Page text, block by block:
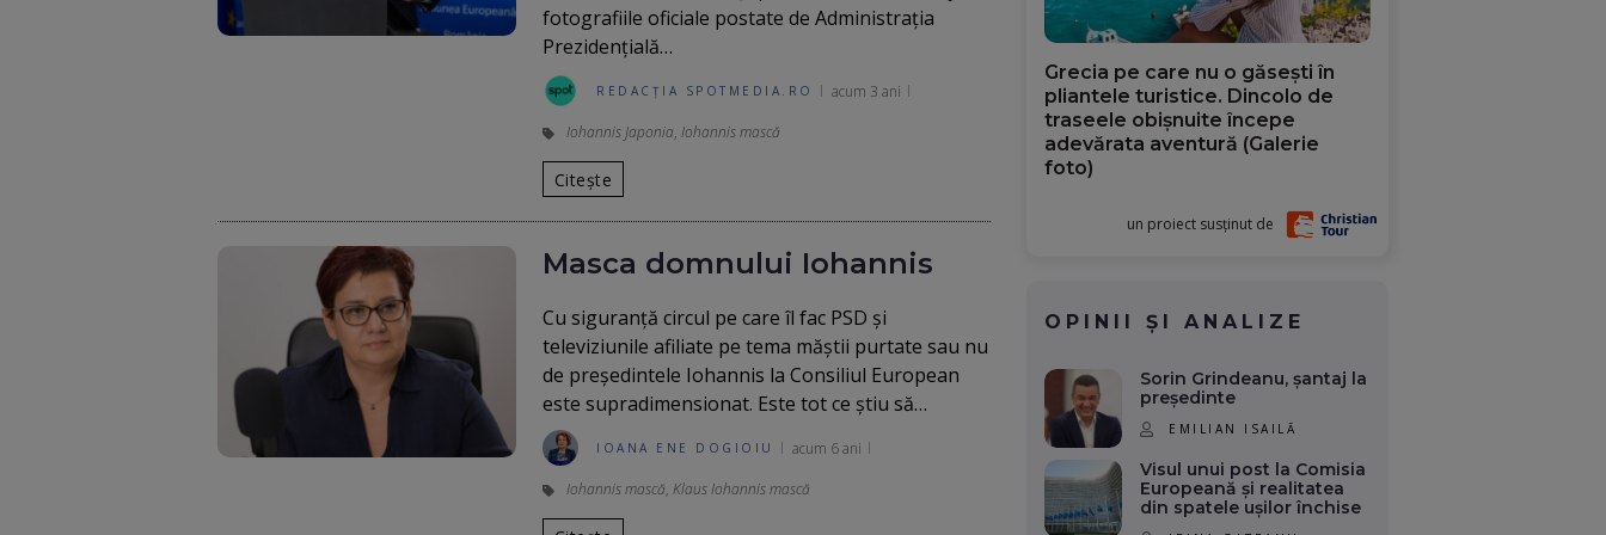
fotografiile oficiale postate de Administraţia
Prezidenţială…
REDACȚIA SPOTMEDIA.RO acum 3 ani
Iohannis Japonia, Iohannis mască
Citește
Masca domnului Iohannis
Cu siguranță circul pe care îl fac PSD și
televiziunile afiliate pe tema măștii purtate sau nu
de președintele Iohannis la Consiliul European
este supradimensionat. Este tot ce știu să…
IOANA ENE DOGIOIU acum 6 ani
Iohannis mască, Klaus Iohannis mască
Grecia pe care nu o găsești în
pliantele turistice. Dincolo de
traseele obișnuite începe
adevărata aventură (Galerie
foto)
un proiect susținut de
OPINII ȘI ANALIZE
Sorin Grindeanu, șantaj la
președinte
EMILIAN ISAILĂ
Visul unui post la Comisia
Europeană și realitatea
din spatele ușilor închise